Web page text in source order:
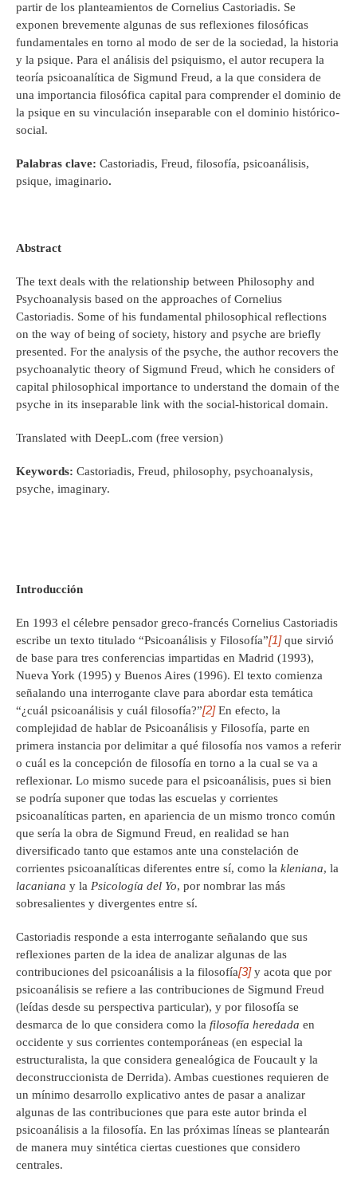
partir de los planteamientos de Cornelius Castoriadis. Se
exponen brevemente algunas de sus reflexiones filosóficas
fundamentales en torno al modo de ser de la sociedad, la historia
y la psique. Para el análisis del psiquismo, el autor recupera la
teoría psicoanalítica de Sigmund Freud, a la que considera de
una importancia filosófica capital para comprender el dominio de
la psique en su vinculación inseparable con el dominio histórico-
social.
Palabras clave: Castoriadis, Freud, filosofía, psicoanálisis,
psique, imaginario.
Abstract
The text deals with the relationship between Philosophy and
Psychoanalysis based on the approaches of Cornelius
Castoriadis. Some of his fundamental philosophical reflections
on the way of being of society, history and psyche are briefly
presented. For the analysis of the psyche, the author recovers the
psychoanalytic theory of Sigmund Freud, which he considers of
capital philosophical importance to understand the domain of the
psyche in its inseparable link with the social-historical domain.
Translated with DeepL.com (free version)
Keywords: Castoriadis, Freud, philosophy, psychoanalysis,
psyche, imaginary.
Introducción
En 1993 el célebre pensador greco-francés Cornelius Castoriadis
escribe un texto titulado “Psicoanálisis y Filosofía”[1]que sirvió
de base para tres conferencias impartidas en Madrid (1993),
Nueva York (1995) y Buenos Aires (1996). El texto comienza
señalando una interrogante clave para abordar esta temática
“¿cuál psicoanálisis y cuál filosofía?”[2]En efecto, la
complejidad de hablar de Psicoanálisis y Filosofía, parte en
primera instancia por delimitar a qué filosofía nos vamos a referir
o cuál es la concepción de filosofía en torno a la cual se va a
reflexionar. Lo mismo sucede para el psicoanálisis, pues si bien
se podría suponer que todas las escuelas y corrientes
psicoanalíticas parten, en apariencia de un mismo tronco común
que sería la obra de Sigmund Freud, en realidad se han
diversificado tanto que estamos ante una constelación de
corrientes psicoanalíticas diferentes entre sí, como la kleniana, la
lacaniana y la Psicología del Yo, por nombrar las más
sobresalientes y divergentes entre sí.
Castoriadis responde a esta interrogante señalando que sus
reflexiones parten de la idea de analizar algunas de las
contribuciones del psicoanálisis a la filosofía[3]y acota que por
psicoanálisis se refiere a las contribuciones de Sigmund Freud
(leídas desde su perspectiva particular), y por filosofía se
desmarca de lo que considera como la filosofía heredada en
occidente y sus corrientes contemporáneas (en especial la
estructuralista, la que considera genealógica de Foucault y la
deconstruccionista de Derrida). Ambas cuestiones requieren de
un mínimo desarrollo explicativo antes de pasar a analizar
algunas de las contribuciones que para este autor brinda el
psicoanálisis a la filosofía. En las próximas líneas se plantearán
de manera muy sintética ciertas cuestiones que considero
centrales.